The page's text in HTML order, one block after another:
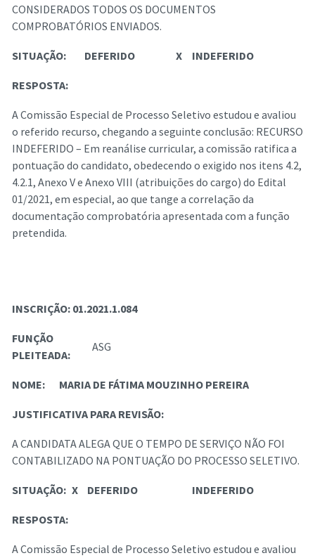
CONSIDERADOS TODOS OS DOCUMENTOS
COMPROBATÓRIOS ENVIADOS.
SITUAÇÃO: DEFERIDO X INDEFERIDO
RESPOSTA:
A Comissão Especial de Processo Seletivo estudou e avaliou
o referido recurso, chegando a seguinte conclusão: RECURSO
INDEFERIDO – Em reanálise curricular, a comissão ratifica a
pontuação do candidato, obedecendo o exigido nos itens 4.2,
4.2.1, Anexo V e Anexo VIII (atribuições do cargo) do Edital
01/2021, em especial, ao que tange a correlação da
documentação comprobatória apresentada com a função
pretendida.
INSCRIÇÃO: 01.2021.1.084
FUNÇÃO
PLEITEADA:
ASG
NOME: MARIA DE FÁTIMA MOUZINHO PEREIRA
JUSTIFICATIVA PARA REVISÃO:
A CANDIDATA ALEGA QUE O TEMPO DE SERVIÇO NÃO FOI
CONTABILIZADO NA PONTUAÇÃO DO PROCESSO SELETIVO.
SITUAÇÃO: X DEFERIDO INDEFERIDO
RESPOSTA:
A Comissão Especial de Processo Seletivo estudou e avaliou